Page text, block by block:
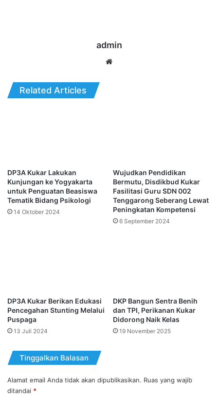
admin
Related Articles
DP3A Kukar Lakukan
Kunjungan ke Yogyakarta
untuk Penguatan Beasiswa
Tematik Bidang Psikologi
14 Oktober 2024
Wujudkan Pendidikan
Bermutu, Disdikbud Kukar
Fasilitasi Guru SDN 002
Tenggarong Seberang Lewat
Peningkatan Kompetensi
6 September 2024
DP3A Kukar Berikan Edukasi
Pencegahan Stunting Melalui
Puspaga
13 Juli 2024
DKP Bangun Sentra Benih
dan TPI, Perikanan Kukar
Didorong Naik Kelas
19 November 2025
Tinggalkan Balasan
Alamat email Anda tidak akan dipublikasikan. Ruas yang wajib
ditandai *